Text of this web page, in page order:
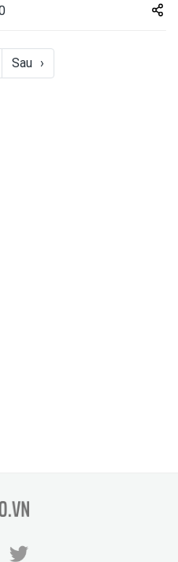
Share
zuto.vn
Sau ›
Twitter